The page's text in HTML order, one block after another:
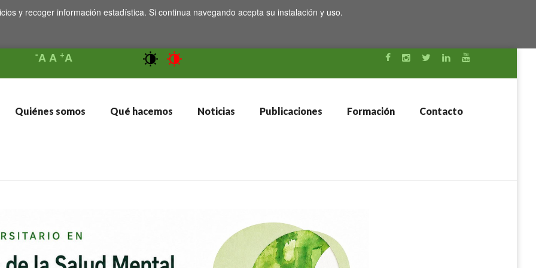
y recoger información estadística. Si continua navegando acepta su instalación y uso.
-AA +A
Quiénes somos Qué hacemos Noticias Publicaciones Formación Contacto